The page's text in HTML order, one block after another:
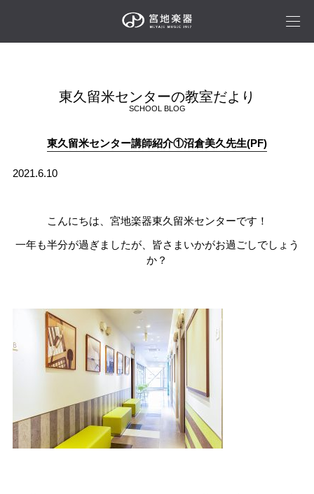
東久留米センターの教室だより
SCHOOL BLOG
東久留米センター講師紹介①沼倉美久先生(PF)
2021.6.10
こんにちは、宮地楽器東久留米センターです！
一年も半分が過ぎましたが、皆さまいかがお過ごしでしょう
か？